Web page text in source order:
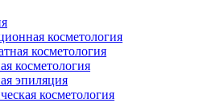
косметология
косметология
косметология
эпиляция
косметология